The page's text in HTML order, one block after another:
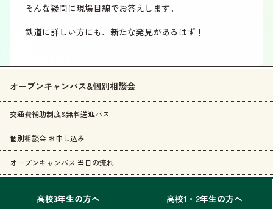
そんな疑問に現場目線でお答えします。
鉄道に詳しい方にも、新たな発見があるはず！
オープンキャンパス&個別相談会
交通費補助制度&無料送迎バス
個別相談会 お申し込み
オープンキャンパス 当日の流れ
高校3年生の方へ 高校1・2年生の方へ